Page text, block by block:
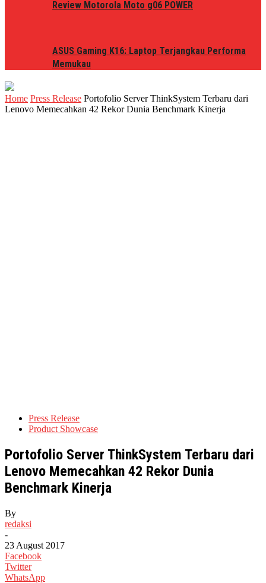
Review Motorola Moto g06 POWER
ASUS Gaming K16: Laptop Terjangkau Performa
Memukau
Home Press Release Portofolio Server ThinkSystem Terbaru dari
Lenovo Memecahkan 42 Rekor Dunia Benchmark Kinerja
Press Release
Product Showcase
Portofolio Server ThinkSystem Terbaru dari
Lenovo Memecahkan 42 Rekor Dunia
Benchmark Kinerja
By
redaksi
-
23 August 2017
Facebook
Twitter
WhatsApp